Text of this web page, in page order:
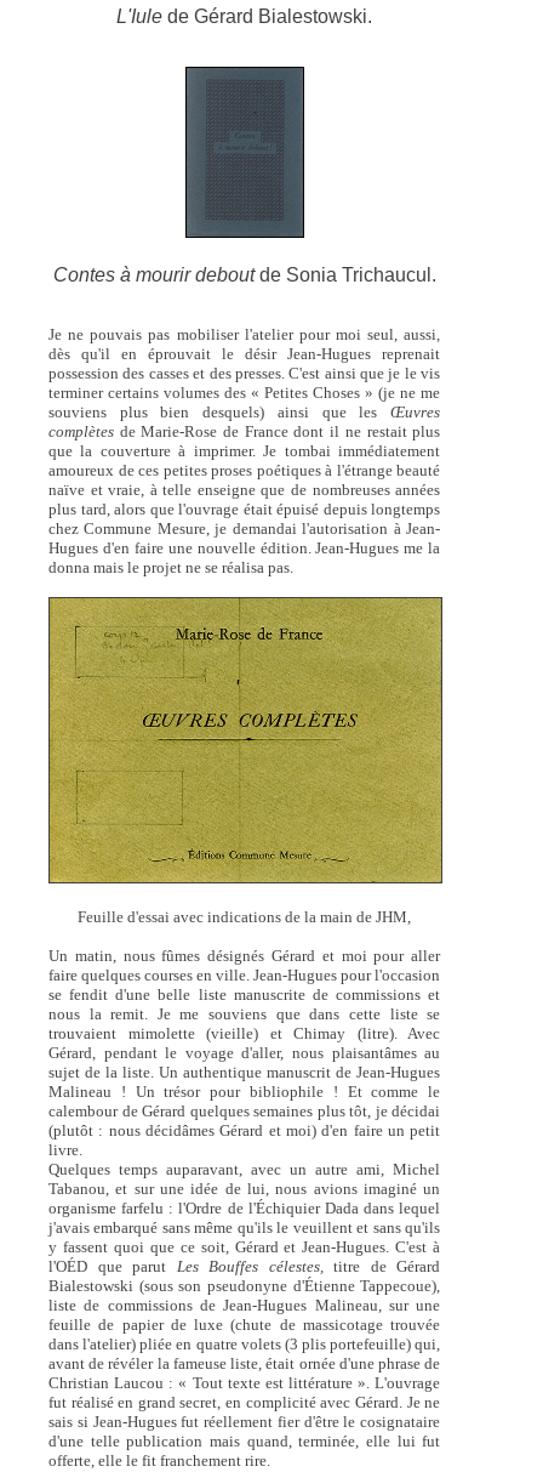
L'Iule de Gérard Bialestowski.
Contes à mourir deboutde Sonia Trichaucul.
Je ne pouvais pas mobiliser l'atelier pour moi seul, aussi,
dès qu'il en éprouvait le désir Jean-Hugues reprenait
possession des casses et des presses. C'est ainsi que je le vis
terminer certains volumes des « Petites Choses » (je ne me
souviens plus bien desquels) ainsi que lesŒuvres
complètesde Marie-Rose de France dont il ne restait plus
que la couverture à imprimer. Je tombai immédiatement
amoureux de ces petites proses poétiques à l'étrange beauté
naïve et vraie, à telle enseigne que de nombreuses années
plus tard, alors que l'ouvrage était épuisé depuis longtemps
chez Commune Mesure, je demandai l'autorisation à Jean-
Hugues d'en faire une nouvelle édition. Jean-Hugues me la
donna mais le projet ne se réalisa pas.
Feuille d'essai avec indications de la main de JHM,
Un matin, nous fûmes désignés Gérard et moi pour aller
faire quelques courses en ville. Jean-Hugues pour l'occasion
se fendit d'une belle liste manuscrite de commissions et
nous la remit. Je me souviens que dans cette liste se
trouvaient mimolette (vieille) et Chimay (litre). Avec
Gérard, pendant le voyage d'aller, nous plaisantâmes au
sujet de la liste. Un authentique manuscrit de Jean-Hugues
Malineau ! Un trésor pour bibliophile ! Et comme le
calembour de Gérard quelques semaines plus tôt, je décidai
(plutôt : nous décidâmes Gérard et moi) d'en faire un petit
livre.
Quelques temps auparavant, avec un autre ami, Michel
Tabanou, et sur une idée de lui, nous avions imaginé un
organisme farfelu : l'Ordre de l'Échiquier Dada dans lequel
j'avais embarqué sans même qu'ils le veuillent et sans qu'ils
y fassent quoi que ce soit, Gérard et Jean-Hugues. C'est à
l'OÉD que parut Les Bouffes célestes,titre de Gérard
Bialestowski (sous son pseudonyne d'Étienne Tappecoue),
liste de commissions de Jean-Hugues Malineau, sur une
feuille de papier de luxe (chute de massicotage trouvée
dans l'atelier) pliée en quatre volets (3 plis portefeuille) qui,
avant de révéler la fameuse liste, était ornée d'une phrase de
Christian Laucou : « Tout texte est littérature ». L'ouvrage
fut réalisé en grand secret, en complicité avec Gérard. Je ne
sais si Jean-Hugues fut réellement fier d'être le cosignataire
d'une telle publication mais quand, terminée, elle lui fut
offerte, elle le fit franchement rire.